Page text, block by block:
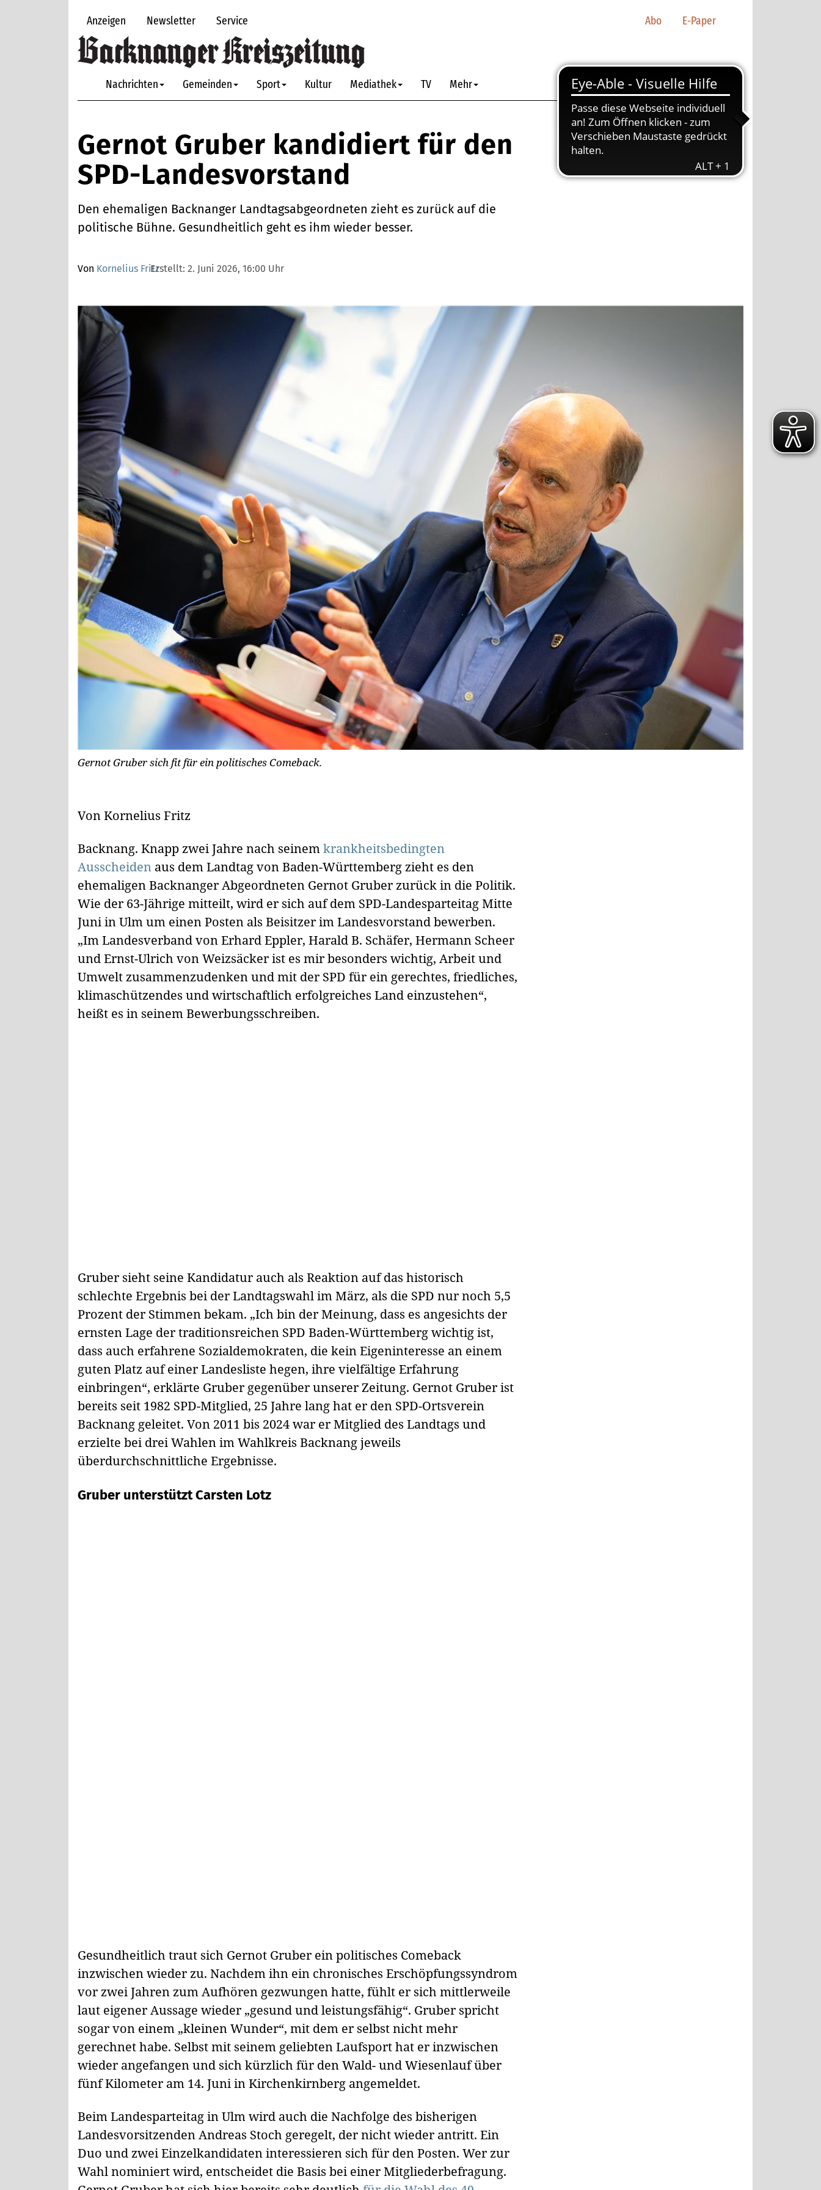
Anzeigen Newsletter Service Abo E-Paper
Nachrichten Gemeinden Sport Kultur Mediathek TV Mehr
Gernot Gruber kandidiert für den
SPD-Landesvorstand
Den ehemaligen Backnanger Landtagsabgeordneten zieht es zurück auf die
politische Bühne. Gesundheitlich geht es ihm wieder besser.
Von Kornelius FritzErstellt: 2. Juni 2026, 16:00 Uhr
Gernot Gruber sich fit für ein politisches Comeback.
Von Kornelius Fritz
Backnang. Knapp zwei Jahre nach seinemkrankheitsbedingten
Ausscheiden aus dem Landtag von Baden-Württemberg zieht es den
ehemaligen Backnanger Abgeordneten Gernot Gruber zurück in die Politik.
Wie der 63-Jährige mitteilt, wird er sich auf dem SPD-Landesparteitag Mitte
Juni in Ulm um einen Posten als Beisitzer im Landesvorstand bewerben.
„Im Landesverband von Erhard Eppler, Harald B. Schäfer, Hermann Scheer
und Ernst-Ulrich von Weizsäcker ist es mir besonders wichtig, Arbeit und
Umwelt zusammenzudenken und mit der SPD für ein gerechtes, friedliches,
klimaschützendes und wirtschaftlich erfolgreiches Land einzustehen“,
heißt es in seinem Bewerbungsschreiben.
Gruber sieht seine Kandidatur auch als Reaktion auf das historisch
schlechte Ergebnis bei der Landtagswahl im März, als die SPD nur noch 5,5
Prozent der Stimmen bekam. „Ich bin der Meinung, dass es angesichts der
ernsten Lage der traditionsreichen SPD Baden-Württemberg wichtig ist,
dass auch erfahrene Sozialdemokraten, die kein Eigeninteresse an einem
guten Platz auf einer Landesliste hegen, ihre vielfältige Erfahrung
einbringen“, erklärte Gruber gegenüber unserer Zeitung. Gernot Gruber ist
bereits seit 1982 SPD-Mitglied, 25 Jahre lang hat er den SPD-Ortsverein
Backnang geleitet. Von 2011 bis 2024 war er Mitglied des Landtags und
erzielte bei drei Wahlen im Wahlkreis Backnang jeweils
überdurchschnittliche Ergebnisse.
Gruber unterstützt Carsten Lotz
Gesundheitlich traut sich Gernot Gruber ein politisches Comeback
inzwischen wieder zu. Nachdem ihn ein chronisches Erschöpfungssyndrom
vor zwei Jahren zum Aufhören gezwungen hatte, fühlt er sich mittlerweile
laut eigener Aussage wieder „gesund und leistungsfähig“. Gruber spricht
sogar von einem „kleinen Wunder“, mit dem er selbst nicht mehr
gerechnet habe. Selbst mit seinem geliebten Laufsport hat er inzwischen
wieder angefangen und sich kürzlich für den Wald- und Wiesenlauf über
fünf Kilometer am 14. Juni in Kirchenkirnberg angemeldet.
Beim Landesparteitag in Ulm wird auch die Nachfolge des bisherigen
Landesvorsitzenden Andreas Stoch geregelt, der nicht wieder antritt. Ein
Duo und zwei Einzelkandidaten interessieren sich für den Posten. Wer zur
Wahl nominiert wird, entscheidet die Basis bei einer Mitgliederbefragung.